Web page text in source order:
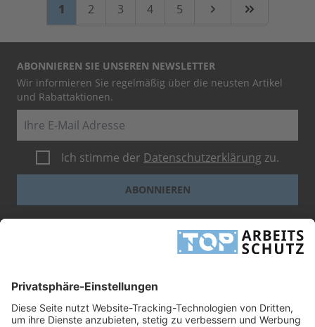
Sie lesen gerade Seite
1 Seite
2 Seite
3 Seite
4 Seite
5 Weiter Zuletzt
ABONNIEREN SIE UNSEREN NEWSLETTER
Wir informieren Sie regelmäßig über die neusten Artikel
und Rabattaktionen.
Ich stimme der Datenschutzerklärung zu.
ABONNIEREN
Dieses Formular ist durch reCAPTCHA geschützt - es gelten dieGoogle-
-Geschäftsbedingungen.
UNTERNEHMEN
RECHTLICHES